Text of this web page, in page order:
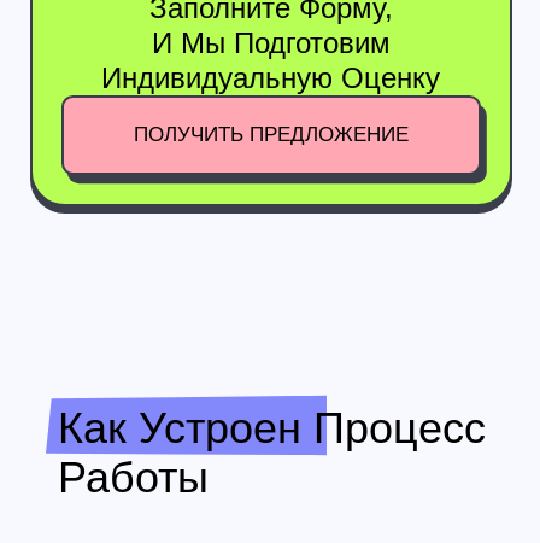
Имя
Я даю согласие на обработку моих данных в соответствии
с политикой конфиденциальности
Свяжитесь со мной
Хотите Ясности
И Чёткого Плана?
Оставьте Заявку